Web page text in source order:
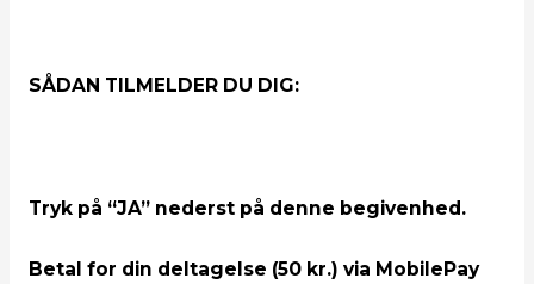
SÅDAN TILMELDER DU DIG:
Tryk på “JA” nederst på denne begivenhed.
Betal for din deltagelse (50 kr.) via MobilePay